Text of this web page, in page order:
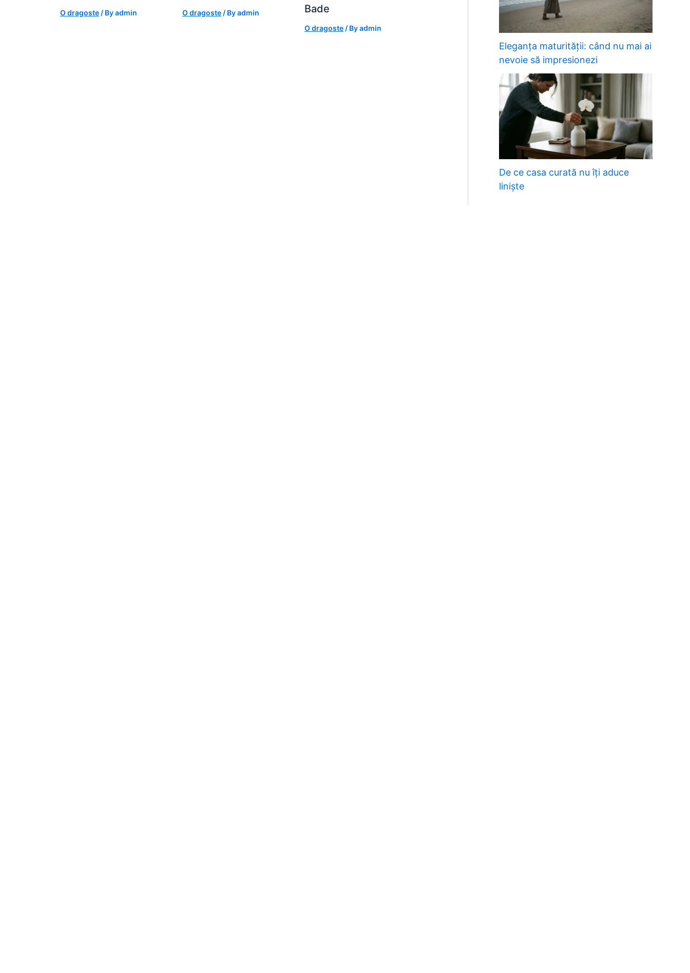
O dragoste / Byadmin O dragoste / Byadmin
Bade
O dragoste / Byadmin
Eleganța maturității: când nu mai ai
nevoie să impresionezi
De ce casa curată nu îți aduce
liniște